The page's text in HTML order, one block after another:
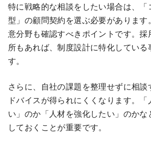
特に戦略的な相談をしたい場合は、
型」の顧問契約を選ぶ必要がありま
意分野も確認すべきポイントです。採
所もあれば、制度設計に特化している
す。
さらに、自社の課題を整理せずに相
ドバイスが得られにくくなります。「
い」のか「人材を強化したい」のか
しておくことが重要です。